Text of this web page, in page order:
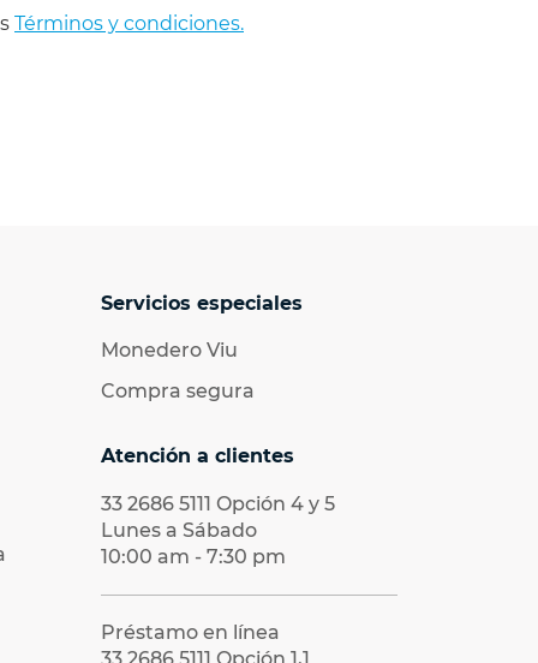
Términos y condiciones.
Servicios especiales
Monedero Viu
Compra segura
Atención a clientes
33 2686 5111 Opción 4 y 5
Lunes a Sábado
10:00 am - 7:30 pm
Préstamo en línea